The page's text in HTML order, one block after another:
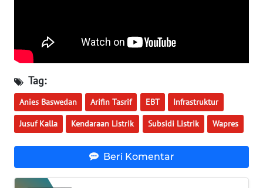
Tag:
Anies Baswedan Arifin Tasrif EBT Infrastruktur
Jusuf Kalla Kendaraan Listrik Subsidi Listrik Wapres
Beri Komentar
WN
JOGJA
WN
JATIM